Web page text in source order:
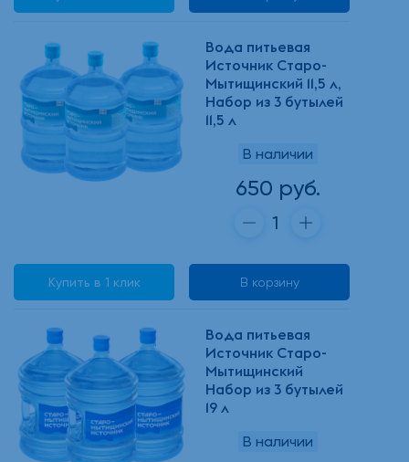
Вода питьевая
Источник Старо-
Мытищинский 11,5 л,
Набор из 3 бутылей
11,5 л
В наличии
650 руб.
Купить в 1 клик В корзину
Вода питьевая
Источник Старо-
Мытищинский
Набор из 3 бутылей
19 л
В наличии